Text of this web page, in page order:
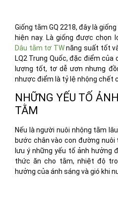
Giống tằm GQ 2218, đây là
hiện nay. Là giống được chọn
Dâu tằm tơ TWnăng suất tốt
LQ2 Trung Quốc, đặc điểm
lượng tốt, tơ dễ ươn nhưng
nhược điểm là tỷ lệ nhộng chết
NHỮNG YẾU TỐ
TẰM
Nếu là người nuôi nhộng tằm
bước chân vào con đường nuôi
lưu ý những yếu tố ảnh hưởng
thức ăn cho tằm, nhiệt độ
hưởng của ánh sáng và gió khi